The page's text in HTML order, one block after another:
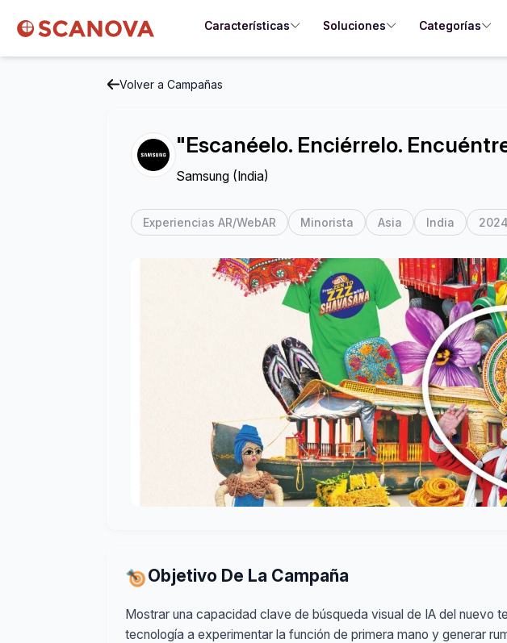
Características Soluciones Categorías
Volver a Campañas
"Escanéelo. Enciérrelo.
Samsung (India)
Experiencias AR/WebAR Minorista Asia India 2024
Objetivo De La Campaña
Mostrar una capacidad clave de búsqueda visual de IA del nuevo
tecnología a experimentar la función de primera mano y generar